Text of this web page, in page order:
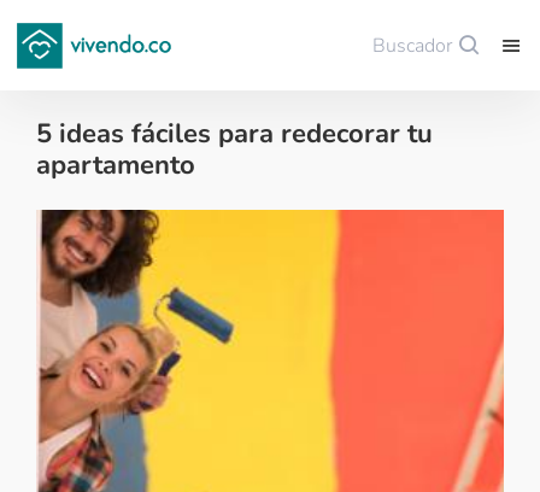
Buscador
5 ideas fáciles para redecorar tu
apartamento
Decoración - 2017-10-25
Guardar